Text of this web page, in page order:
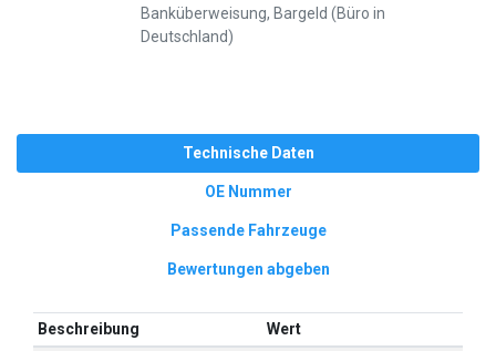
Banküberweisung, Bargeld (Büro in
Deutschland)
Technische Daten
OE Nummer
Passende Fahrzeuge
Bewertungen abgeben
Beschreibung
Wert